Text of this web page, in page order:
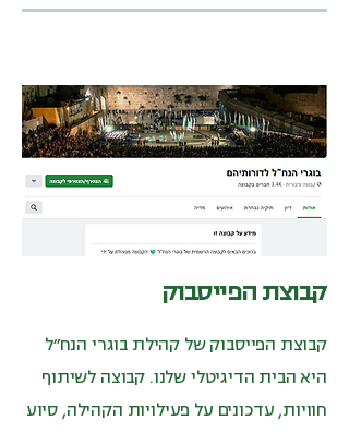
קבוצת הפייסבוק
קבוצת הפייסבוק של קהילת בוגרי הנח״ל
היא הבית הדיגיטלי שלנו. קבוצה לשיתוף
חוויות, עדכונים על פעילויות הקהילה, סיוע